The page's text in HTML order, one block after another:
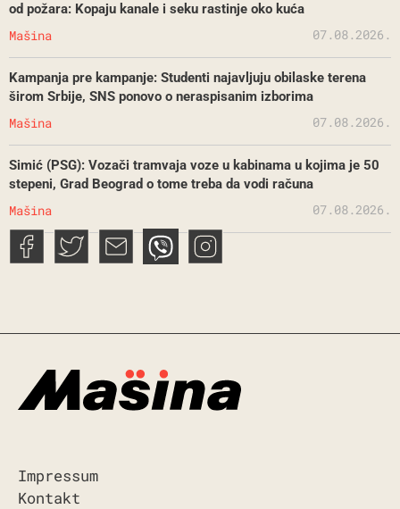
od požara: Kopaju kanale i seku rastinje oko kuća
Mašina 07.08.2026.
Kampanja pre kampanje: Studenti najavljuju obilaske terena
širom Srbije, SNS ponovo o neraspisanim izborima
Mašina 07.08.2026.
Simić (PSG): Vozači tramvaja voze u kabinama u kojima je 50
stepeni, Grad Beograd o tome treba da vodi računa
Mašina 07.08.2026.
Impressum
Kontakt